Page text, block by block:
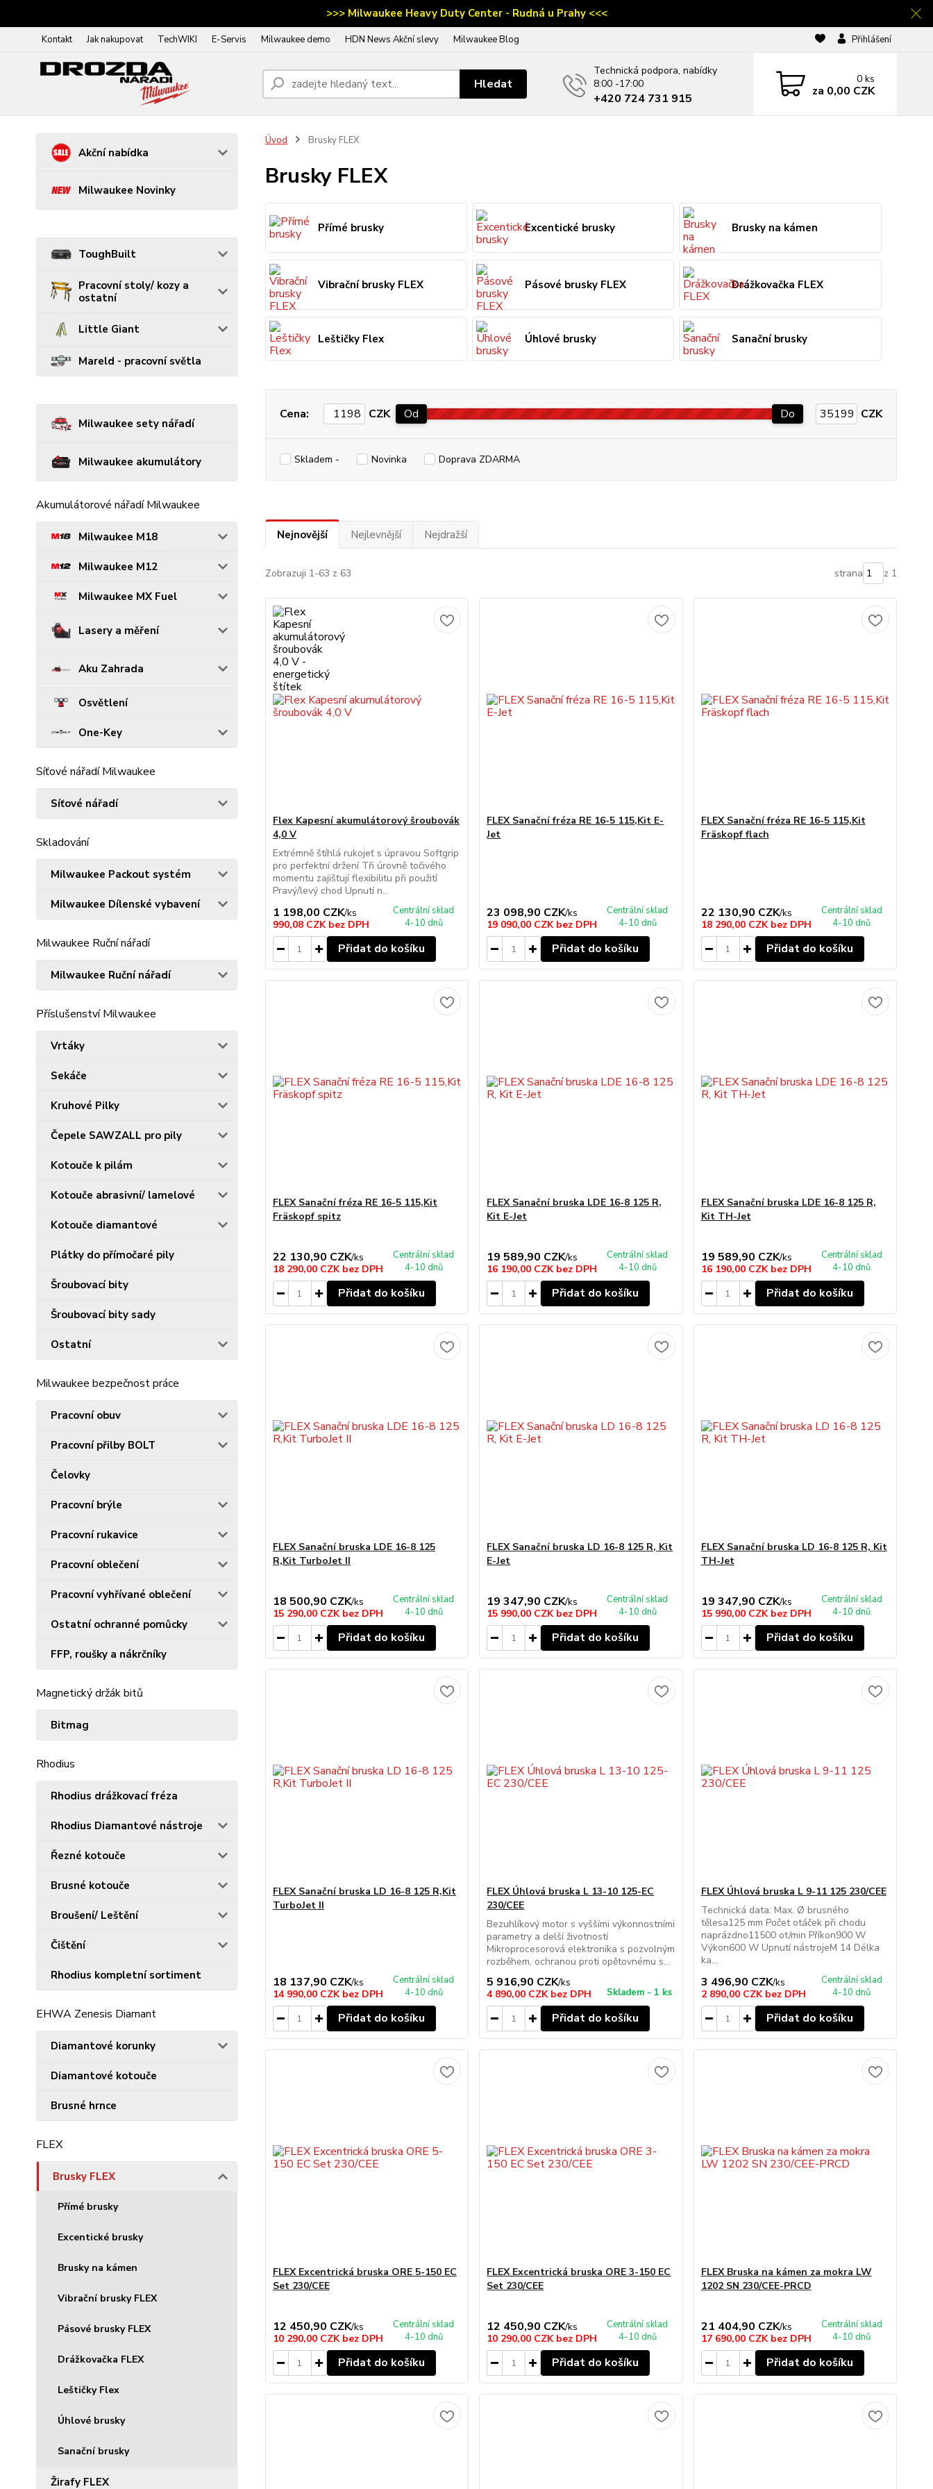
>>> Milwaukee Heavy Duty Center - Rudná u Prahy <<<
Kontakt Jak nakupovat TechWIKI E-Servis Milwaukee demo HDN News Akční slevy Milwaukee Blog Přihlášení
Hledat
Technická podpora, nabídky
8:00 -17:00
‭+420 724 731 915
0 ks
za 0,00 CZK
Akční nabídka
Milwaukee Novinky
ToughBuilt
Pracovní stoly/ kozy a
ostatní
Little Giant
Mareld - pracovní světla
Milwaukee sety nářadí
Milwaukee akumulátory
Akumulátorové nářadí Milwaukee
Milwaukee M18
Milwaukee M12
Milwaukee MX Fuel
Lasery a měření
Aku Zahrada
Osvětlení
One-Key
Síťové nářadí Milwaukee
Síťové nářadí
Skladování
Milwaukee Packout systém
Milwaukee Dílenské vybavení
Milwaukee Ruční nářadí
Milwaukee Ruční nářadí
Příslušenství Milwaukee
Vrtáky
Sekáče
Kruhové Pilky
Čepele SAWZALL pro pily
Kotouče k pilám
Kotouče abrasivní/ lamelové
Kotouče diamantové
Plátky do přímočaré pily
Šroubovací bity
Šroubovací bity sady
Ostatní
Milwaukee bezpečnost práce
Pracovní obuv
Pracovní přilby BOLT
Čelovky
Pracovní brýle
Pracovní rukavice
Pracovní oblečení
Pracovní vyhřívané oblečení
Ostatní ochranné pomůcky
FFP, roušky a nákrčníky
Magnetický držák bitů
Bitmag
Rhodius
Rhodius drážkovací fréza
Rhodius Diamantové nástroje
Řezné kotouče
Brusné kotouče
Broušení/ Leštění
Čištění
Rhodius kompletní sortiment
EHWA Zenesis Diamant
Diamantové korunky
Diamantové kotouče
Brusné hrnce
FLEX
Brusky FLEX
Přímé brusky
Excentické brusky
Brusky na kámen
Vibrační brusky FLEX
Pásové brusky FLEX
Drážkovačka FLEX
Leštičky Flex
Úhlové brusky
Sanační brusky
Žirafy FLEX
Úvod Brusky FLEX
Brusky FLEX
Přímé brusky Excentické brusky Brusky na kámen
Vibrační brusky FLEX Pásové brusky FLEX Drážkovačka FLEX
Leštičky Flex Úhlové brusky Sanační brusky
Cena: CZK Od Do CZK
Skladem - Novinka Doprava ZDARMA
Nejnovější Nejlevnější Nejdražší
Zobrazuji 1-63 z 63 strana z 1
Flex Kapesní akumulátorový šroubovák
4,0 V
Extrémně štíhlá rukojeť s úpravou Softgrip
pro perfektní držení Tři úrovně točivého
momentu zajišťují flexibilitu při použití
Pravý/levý chod Upnutí n...
1 198,00 CZK/ks
990,08 CZK bez DPH
Centrální sklad
4-10 dnů
Přidat do košíku
FLEX Sanační fréza RE 16-5 115,Kit E-
Jet
23 098,90 CZK/ks
19 090,00 CZK bez DPH
Centrální sklad
4-10 dnů
Přidat do košíku
FLEX Sanační fréza RE 16-5 115,Kit
Fräskopf flach
22 130,90 CZK/ks
18 290,00 CZK bez DPH
Centrální sklad
4-10 dnů
Přidat do košíku
FLEX Sanační fréza RE 16-5 115,Kit
Fräskopf spitz
22 130,90 CZK/ks
18 290,00 CZK bez DPH
Centrální sklad
4-10 dnů
Přidat do košíku
FLEX Sanační bruska LDE 16-8 125 R,
Kit E-Jet
19 589,90 CZK/ks
16 190,00 CZK bez DPH
Centrální sklad
4-10 dnů
Přidat do košíku
FLEX Sanační bruska LDE 16-8 125 R,
Kit TH-Jet
19 589,90 CZK/ks
16 190,00 CZK bez DPH
Centrální sklad
4-10 dnů
Přidat do košíku
FLEX Sanační bruska LDE 16-8 125
R,Kit TurboJet II
18 500,90 CZK/ks
15 290,00 CZK bez DPH
Centrální sklad
4-10 dnů
Přidat do košíku
FLEX Sanační bruska LD 16-8 125 R, Kit
E-Jet
19 347,90 CZK/ks
15 990,00 CZK bez DPH
Centrální sklad
4-10 dnů
Přidat do košíku
FLEX Sanační bruska LD 16-8 125 R, Kit
TH-Jet
19 347,90 CZK/ks
15 990,00 CZK bez DPH
Centrální sklad
4-10 dnů
Přidat do košíku
FLEX Sanační bruska LD 16-8 125 R,Kit
TurboJet II
18 137,90 CZK/ks
14 990,00 CZK bez DPH
Centrální sklad
4-10 dnů
Přidat do košíku
FLEX Úhlová bruska L 13-10 125-EC
230/CEE
Bezuhlíkový motor s vyššími výkonnostními
parametry a delší životností
Mikroprocesorová elektronika s pozvolným
rozběhem, ochranou proti opětovnému s...
5 916,90 CZK/ks
4 890,00 CZK bez DPH Skladem - 1 ks
Přidat do košíku
FLEX Úhlová bruska L 9-11 125 230/CEE
Technická data: Max. Ø brusného
tělesa125 mm Počet otáček při chodu
naprázdno11500 ot/min Příkon900 W
Výkon600 W Upnutí nástrojeM 14 Délka
ka...
3 496,90 CZK/ks
2 890,00 CZK bez DPH
Centrální sklad
4-10 dnů
Přidat do košíku
FLEX Excentrická bruska ORE 5-150 EC
Set 230/CEE
12 450,90 CZK/ks
10 290,00 CZK bez DPH
Centrální sklad
4-10 dnů
Přidat do košíku
FLEX Excentrická bruska ORE 3-150 EC
Set 230/CEE
12 450,90 CZK/ks
10 290,00 CZK bez DPH
Centrální sklad
4-10 dnů
Přidat do košíku
FLEX Bruska na kámen za mokra LW
1202 SN 230/CEE-PRCD
21 404,90 CZK/ks
17 690,00 CZK bez DPH
Centrální sklad
4-10 dnů
Přidat do košíku